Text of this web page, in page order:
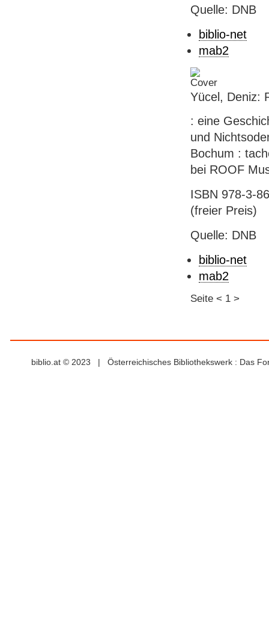
Quelle: DNB
biblio-net
mab2
Yücel, Deniz:
: eine
und
Bochum :
bei ROOF
ISBN 978-3-
(freier Preis)
Quelle: DNB
biblio-net
mab2
Seite < 1 >
biblio.at © 2023 | Österreichisches Bibliothekswerk : Das